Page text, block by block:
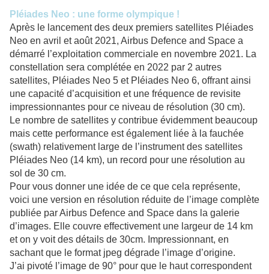
Pléiades Neo : une forme olympique !
Après le lancement des deux premiers satellites Pléiades
Neo en avril et août 2021, Airbus Defence and Space a
démarré l’exploitation commerciale en novembre 2021. La
constellation sera complétée en 2022 par 2 autres
satellites, Pléiades Neo 5 et Pléiades Neo 6, offrant ainsi
une capacité d’acquisition et une fréquence de revisite
impressionnantes pour ce niveau de résolution (30 cm).
Le nombre de satellites y contribue évidemment beaucoup
mais cette performance est également liée à la fauchée
(swath) relativement large de l’instrument des satellites
Pléiades Neo (14 km), un record pour une résolution au
sol de 30 cm.
Pour vous donner une idée de ce que cela représente,
voici une version en résolution réduite de l’image complète
publiée par Airbus Defence and Space dans la galerie
d’images. Elle couvre effectivement une largeur de 14 km
et on y voit des détails de 30cm. Impressionnant, en
sachant que le format jpeg dégrade l’image d’origine.
J’ai pivoté l’image de 90° pour que le haut correspondent